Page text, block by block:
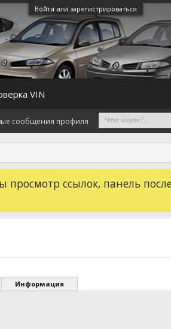
Войти или зарегистрироваться
просмотр ссылок, панель
Информация
сообщения профиля
VIN